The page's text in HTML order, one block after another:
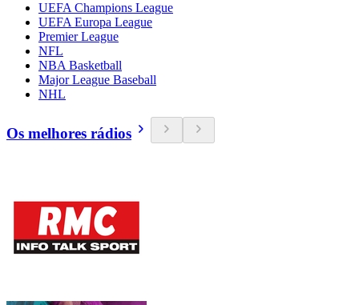
UEFA Champions League
UEFA Europa League
Premier League
NFL
NBA Basketball
Major League Baseball
NHL
Os melhores rádios